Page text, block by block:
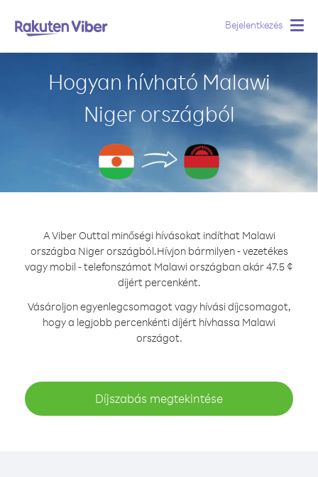
Bejelentkezés
Hogyan hívható Malawi
Niger országból
A Viber Outtal minőségi hívásokat indíthat Malawi
országba Niger országból.Hívjon bármilyen - vezetékes
vagy mobil - telefonszámot Malawi országban akár 47.5 ¢
díjért percenként.
Vásároljon egyenlegcsomagot vagy hívási díjcsomagot,
hogy a legjobb percenkénti díjért hívhassa Malawi
országot.
Díjszabás megtekintése